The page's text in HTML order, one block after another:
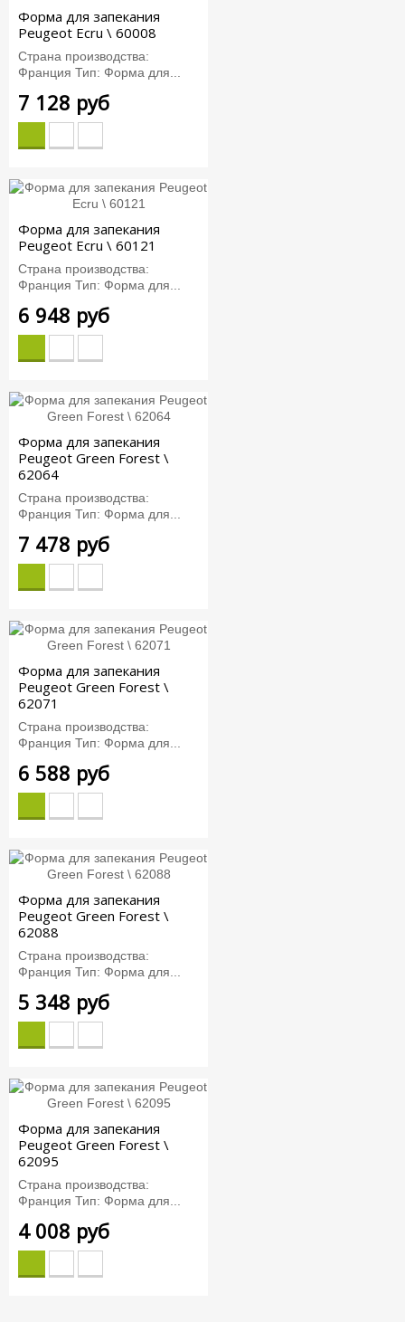
Форма для запекания
Peugeot Ecru \ 60008
Страна производства:
Франция Тип: Форма для...
7 128 руб
Форма для запекания
Peugeot Ecru \ 60121
Страна производства:
Франция Тип: Форма для...
6 948 руб
Форма для запекания
Peugeot Green Forest \
62064
Страна производства:
Франция Тип: Форма для...
7 478 руб
Форма для запекания
Peugeot Green Forest \
62071
Страна производства:
Франция Тип: Форма для...
6 588 руб
Форма для запекания
Peugeot Green Forest \
62088
Страна производства:
Франция Тип: Форма для...
5 348 руб
Форма для запекания
Peugeot Green Forest \
62095
Страна производства:
Франция Тип: Форма для...
4 008 руб